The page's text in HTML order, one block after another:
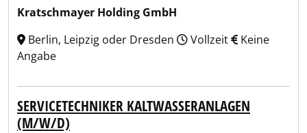
Kratschmayer Holding GmbH
Berlin, Leipzig oder Dresden
Vollzeit
Keine
Angabe
SERVICETECHNIKER KALTWASSERANLAGEN
(M/W/D)